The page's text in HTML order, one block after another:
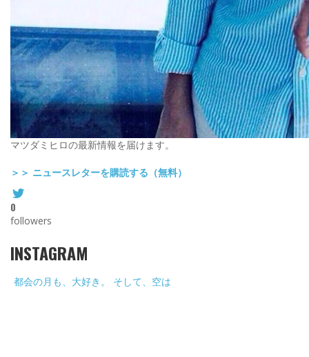
マツダミヒロの最新情報を届けます。
＞＞ ニュースレターを購読する（無料）
0
followers
INSTAGRAM
都会の月も、大好き。 そして、空は